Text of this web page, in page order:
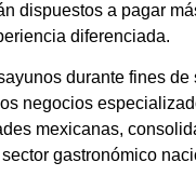
dispuestos a pagar
diferenciada.
durante fines
negocios
mexicanas,
gastronómico